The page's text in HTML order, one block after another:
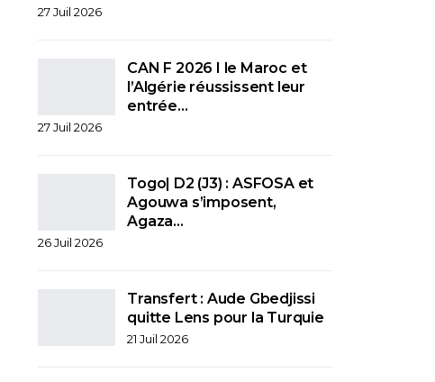
27 Juil 2026
CAN F 2026 I le Maroc et
l’Algérie réussissent leur
entrée…
27 Juil 2026
Togo| D2 (J3) : ASFOSA et
Agouwa s’imposent,
Agaza…
26 Juil 2026
Transfert : Aude Gbedjissi
quitte Lens pour la Turquie
21 Juil 2026